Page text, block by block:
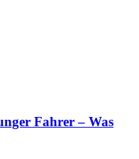
Fahrer – Was